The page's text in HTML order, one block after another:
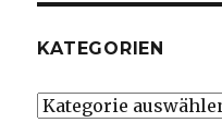
KATEGORIEN
Kategorien